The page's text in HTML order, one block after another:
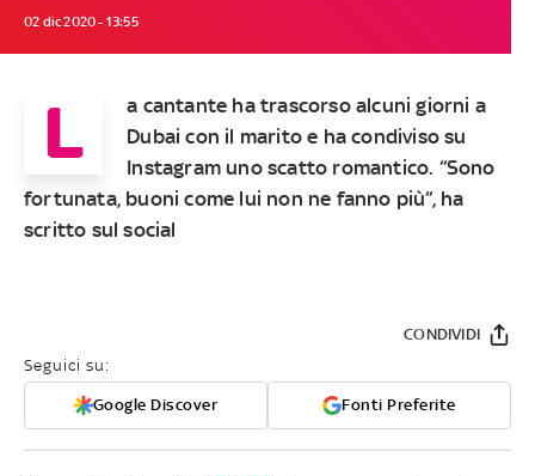
02 dic 2020 - 13:55
L
a cantante ha trascorso alcuni giorni a
Dubai con il marito e ha condiviso su
Instagram uno scatto romantico. “Sono
fortunata, buoni come lui non ne fanno più”, ha
scritto sul social
Seguici su:
Google Discover Fonti Preferite
CONDIVIDI